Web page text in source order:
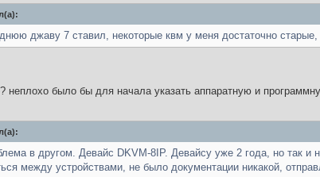
джаву 7 ставил, некоторые квм у меня достаточно
неплохо было бы для начала указать аппаратную и
в другом. Девайс DKVM-8IP. Девайсу уже 2 года, но так
между устройствами, не было документации никакой,